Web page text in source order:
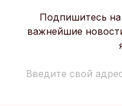
Подпишитесь на
важнейшие